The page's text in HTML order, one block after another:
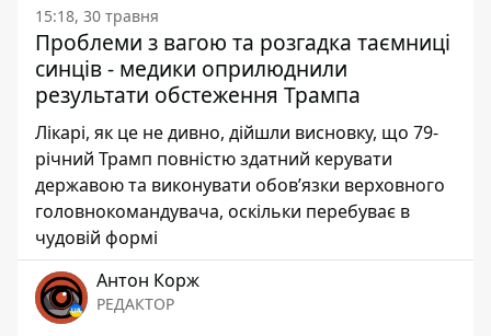
15:18, 30 травня
Проблеми з вагою та розгадка таємниці
синців - медики оприлюднили
результати обстеження Трампа
Лікарі, як це не дивно, дійшли висновку, що 79-
річний Трамп повністю здатний керувати
державою та виконувати обов’язки верховного
головнокомандувача, оскільки перебуває в
чудовій формі
Антон Корж
РЕДАКТОР